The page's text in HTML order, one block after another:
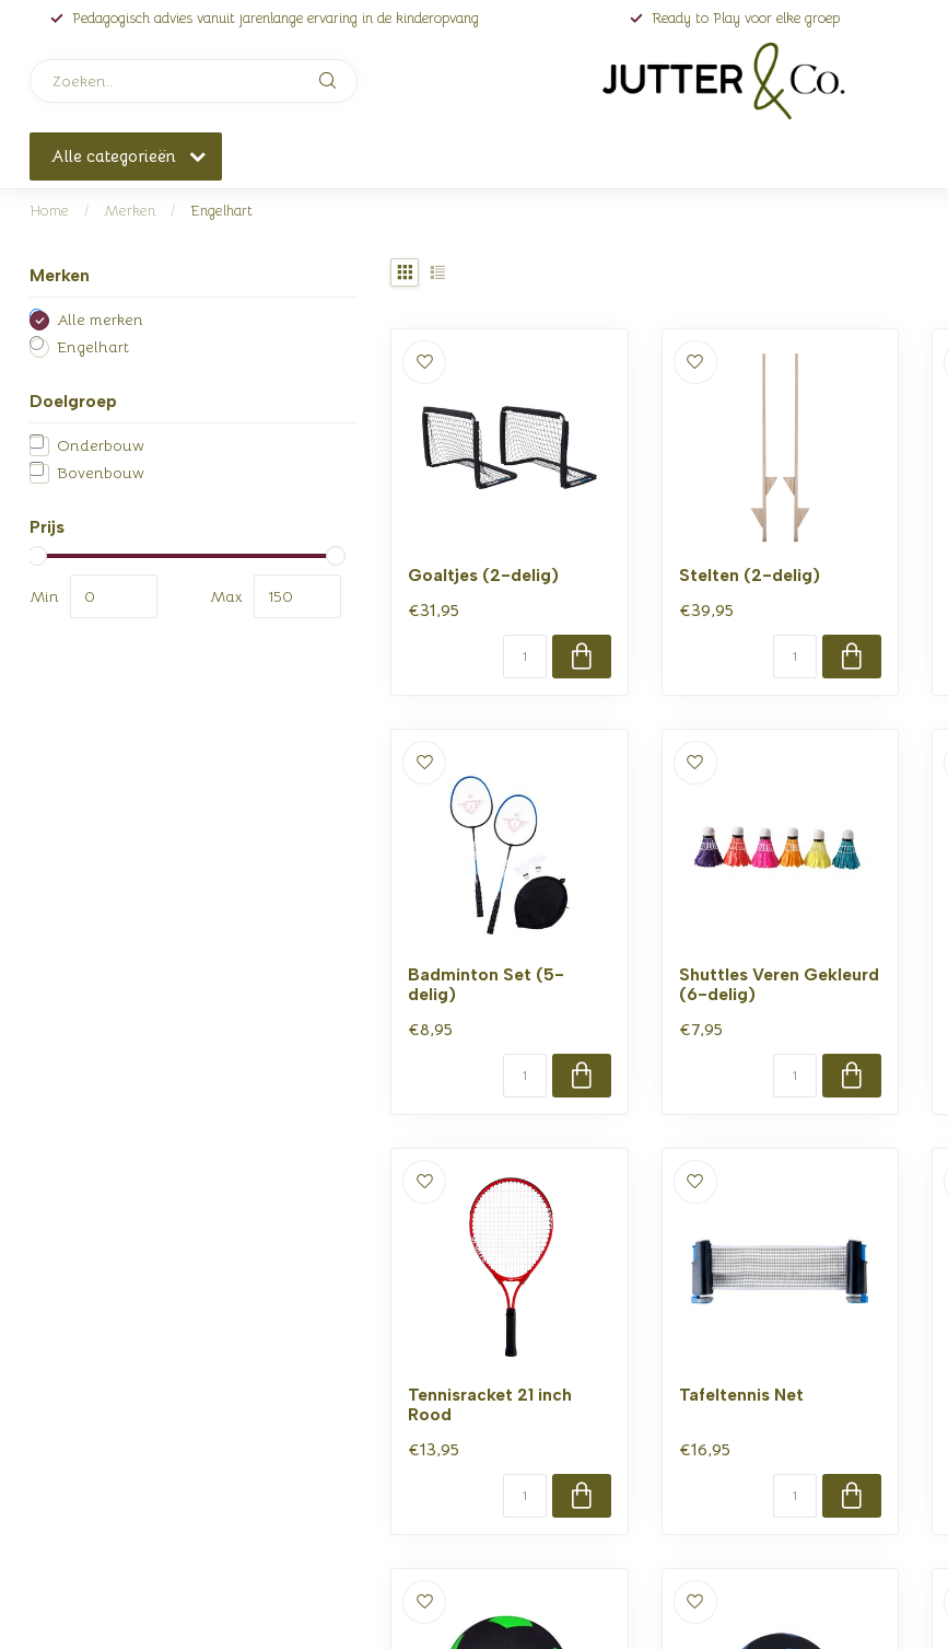
Pedagogisch advies vanuit jarenlange ervaring in de kinderopvang Ready to Play voor elke groep
Alle categorieën
Home / Merken / Engelhart
Merken
Alle merken
Engelhart
Doelgroep
Onderbouw
Bovenbouw
Prijs
Min Max
Goaltjes (2-delig)
€31,95
Stelten (2-delig)
€39,95
Badminton Set (5-
delig)
€8,95
Shuttles Veren Gekleurd
(6-delig)
€7,95
Tennisracket 21 inch
Rood
€13,95
Tafeltennis Net
€16,95